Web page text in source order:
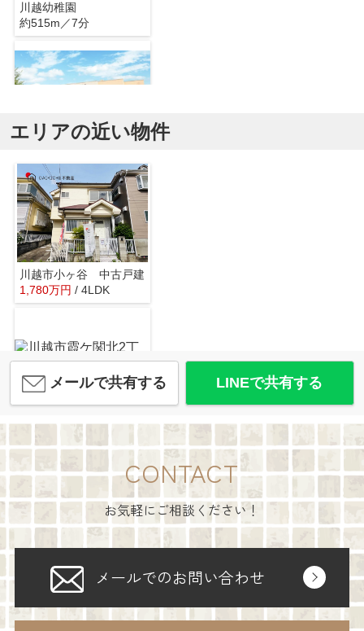
川越幼稚園
約515m／7分
約462m／6分
ひつじ幼稚園
仙波町保育園
エリアの近い物件
川越市小ヶ谷 中古戸建
1,780万円 / 4LDK
万円 / 3DK
メールで共有する LINEで共有する
CONTACT
お気軽にご相談ください！
メールでのお問い合わせ